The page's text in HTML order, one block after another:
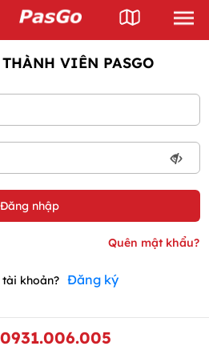
VIÊN PASGO
tài khoản? Đăng ký
0931.006.005